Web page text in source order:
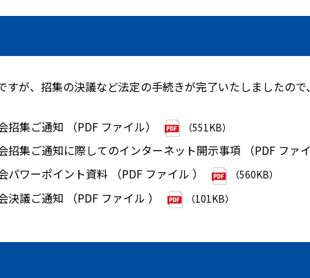
が、招集の決議など法定の手続きが完了いたしましたの
集ご通知 （PDF ファイル） （551KB）
招集ご通知に際してのインターネット開示事項 （PDF ファ
ワーポイント資料 （PDF ファイル ）
（560KB）
議ご通知 （PDF ファイル ） （101KB）